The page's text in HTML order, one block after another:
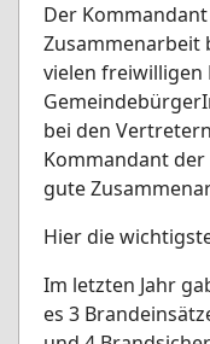
Der
Zusammenarbeit
vielen freiwilligen
bei den
Kommandant
gute
Hier die
Im letzten Jahr
es 3